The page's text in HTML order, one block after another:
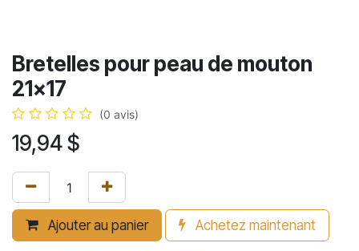
Bretelles pour peau de mouton
21x17
(0 avis)
19,94$
Ajouter au panier Achetez maintenant